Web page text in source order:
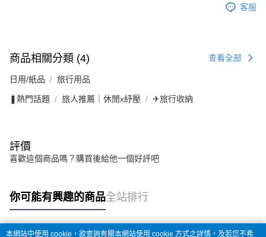
客服
商品相關分類 (4) 查看全部
日用/紙品 旅行用品
❚熱門話題 旅人推薦｜休閒x紓壓 ✈旅行收納
評價
喜歡這個商品嗎？購買後給他一個好評吧
你可能有興趣的商品全站排行
本網站中使用 cookie，欲查詢有關本網站使用 cookie 方式之詳情，及若您不希